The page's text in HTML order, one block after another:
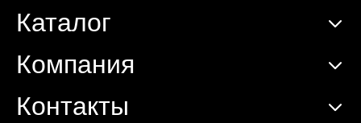
Каталог
Компания
Контакты